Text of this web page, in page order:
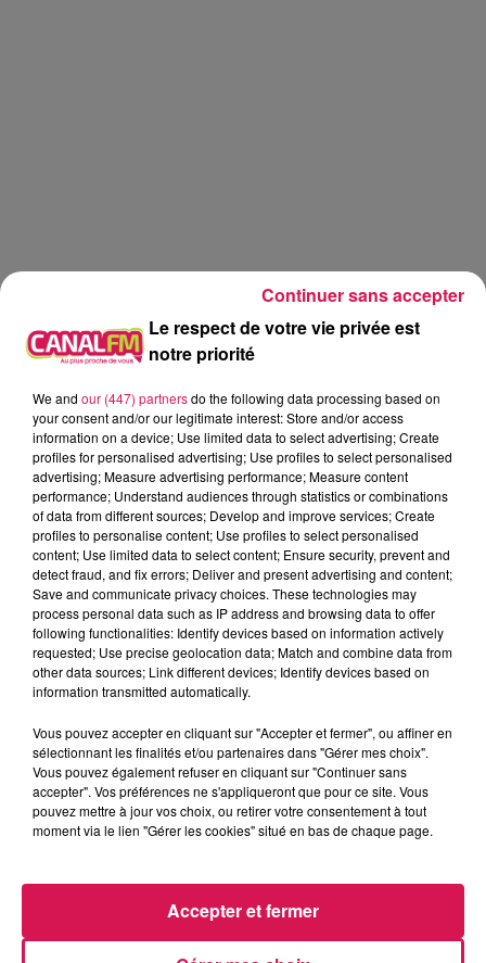
Canal fm
Geoffrey Deloux
La Ligne des Auditeurs
0:00 3 min 19 sec
16 septembre 2025 - 3 min 19 sec
16.09.2025 - DOLORES A DÉJÀ REGARDÉ UN FILM
DE NOËL
Revivez les meilleurs moments de la Ligne des Auditeurs
Le respect de votre vie privée est
notre priorité
We and our (447) partnersdo the following data processing based on
your consent and/or our legitimate interest: Store and/or access
information on a device; Use limited data to select advertising; Create
profiles for personalised advertising; Use profiles to select personalised
advertising; Measure advertising performance; Measure content
performance; Understand audiences through statistics or combinations
of data from different sources; Develop and improve services; Create
profiles to personalise content; Use profiles to select personalised
content; Use limited data to select content; Ensure security, prevent and
detect fraud, and fix errors; Deliver and present advertising and content;
Save and communicate privacy choices. These technologies may
process personal data such as IP address and browsing data to offer
following functionalities: Identify devices based on information actively
requested; Use precise geolocation data; Match and combine data from
other data sources; Link different devices; Identify devices based on
information transmitted automatically.
Vous pouvez accepter en cliquant sur "Accepter et fermer", ou affiner en
sélectionnant les finalités et/ou partenaires dans "Gérer mes choix".
Vous pouvez également refuser en cliquant sur "Continuer sans
accepter". Vos préférences ne s'appliqueront que pour ce site. Vous
pouvez mettre à jour vos choix, ou retirer votre consentement à tout
moment via le lien "Gérer les cookies" situé en bas de chaque page.
Accepter et fermer
Continuer sans accepter